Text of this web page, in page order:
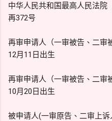
中华人民共和国最高人民法院
再372号
再审申请人（一审被告、二审
12月11日出生
再审申请人（一审被告、二审
10月20日出生
被申请人(一审原告、二审上